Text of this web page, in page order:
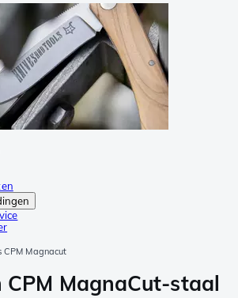
CPM Magnacut
CPM MagnaCut-staal